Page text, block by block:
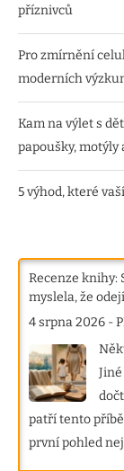
příznivců
Pro zmírnění
moderních
Kam na výlet s
papoušky,
5 výhod, které
Recenze knihy:
myslela, že
4 srpna 2026 -
patří tento
první pohled